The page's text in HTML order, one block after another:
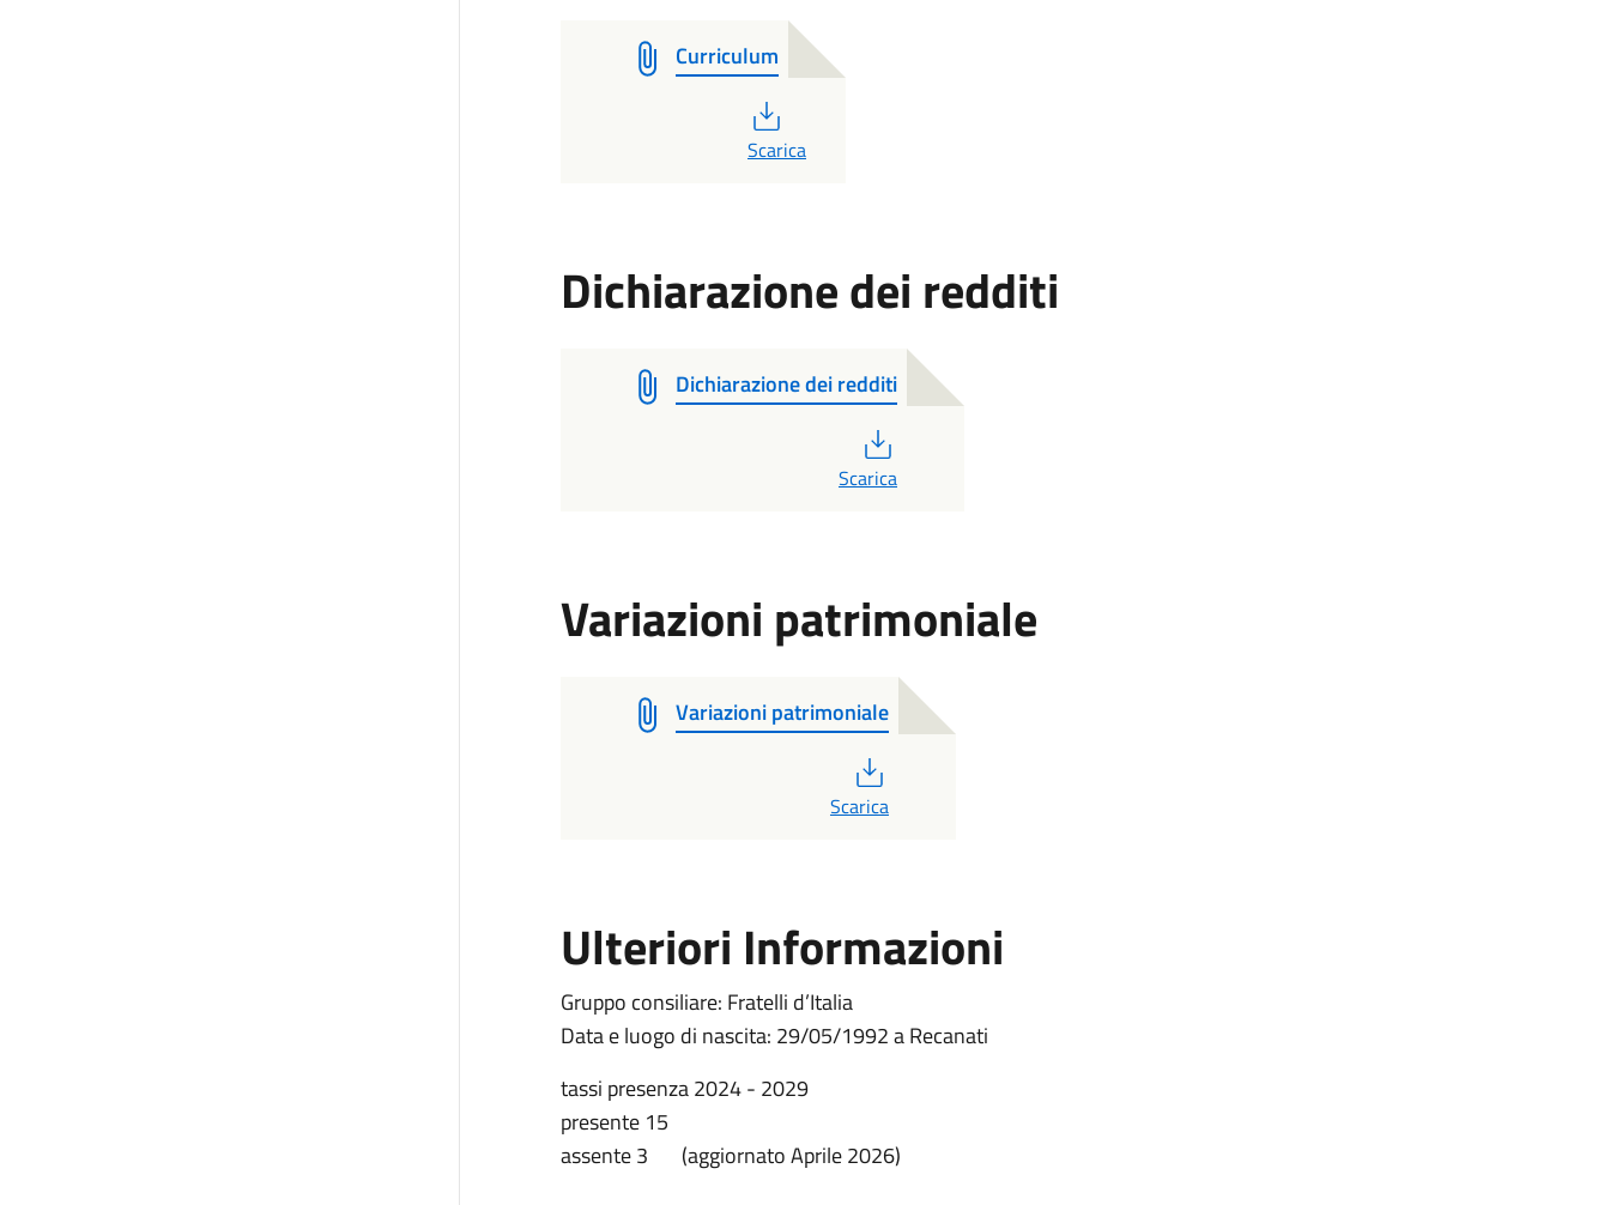
Curriculum
PDF
Scarica
Dichiarazione dei redditi
Dichiarazione dei redditi
Scarica
Variazioni patrimoniale
Variazioni patrimoniale
Scarica
Ulteriori Informazioni
Gruppo consiliare: Fratelli d’Italia
Data e luogo di nascita: 29/05/1992 a Recanati
tassi presenza 2024 - 2029
presente 15
assente 3 (aggiornato Aprile 2026)